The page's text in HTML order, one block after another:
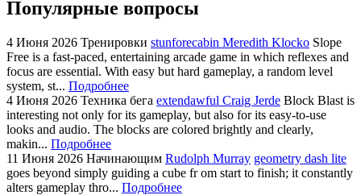
Популярные вопросы
4 Июня 2026 Тренировки stunforecabin Meredith Klocko Slope
Free is a fast-paced, entertaining arcade game in which reflexes and
focus are essential. With easy but hard gameplay, a random level
system, st... Подробнее
4 Июня 2026 Техника бега extendawful Craig Jerde Block Blast is
interesting not only for its gameplay, but also for its easy-to-use
looks and audio. The blocks are colored brightly and clearly,
makin... Подробнее
11 Июня 2026 Начинающим Rudolph Murray geometry dash lite
goes beyond simply guiding a cube fr om start to finish; it constantly
alters gameplay thro... Подробнее